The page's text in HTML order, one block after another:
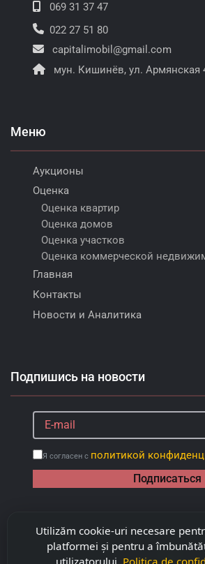
Utilizăm cookie-uri necesare
platformei și pentru a
utilizatorului. Politica de
069 31 37 47
022 27 51 80
capitalimobil@gmail.com
мун. Кишинёв, ул. Армянская
Меню
Аукционы
Оценка
Оценка квартир
Оценка домов
Оценка участков
Оценка коммерческой
Главная
Контакты
Новости и Аналитика
Подпишись на новости
Я согласен с политикой
Подписаться